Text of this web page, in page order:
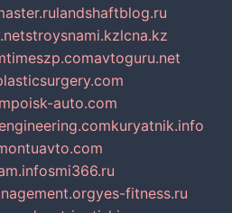
landshaftblog.ru
stroysnami.kzlcna.kz
timeszp.comavtoguru.net
poisk-auto.com
kuryatnik.info
smi366.ru
yes-fitness.ru